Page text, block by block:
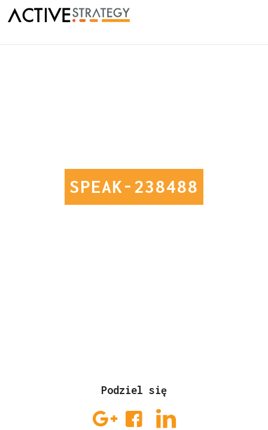
SPEAK-238488
Podziel się